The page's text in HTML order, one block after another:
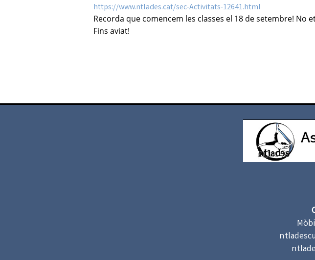
https://www.ntlades.cat/sec-Activitats-12641.html
Recorda que comencem les classes el 18 de setembre! No
Fins aviat!